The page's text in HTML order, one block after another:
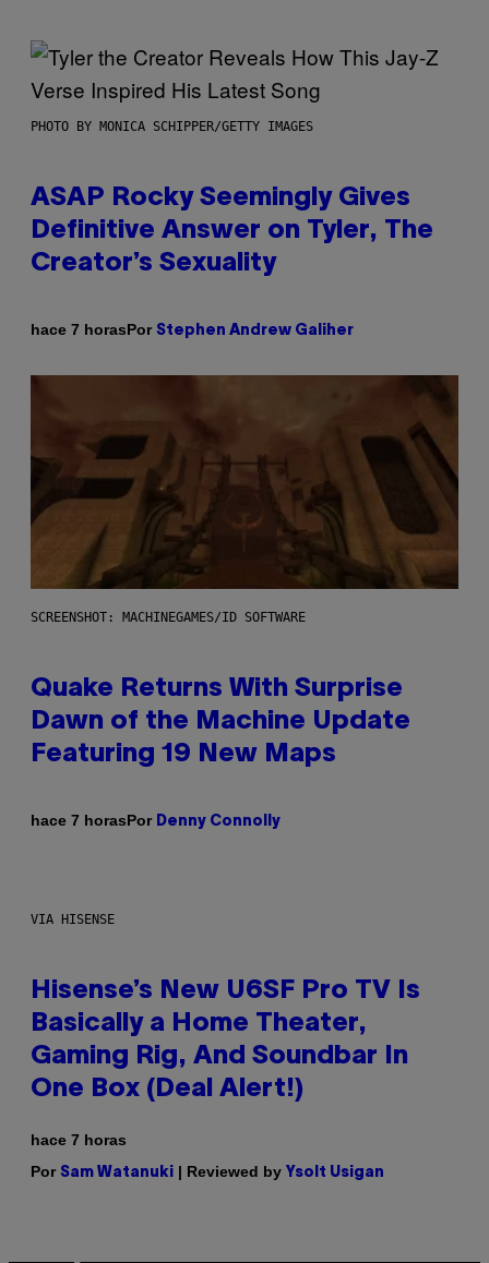
PHOTO BY MONICA SCHIPPER/GETTY IMAGES
ASAP Rocky Seemingly Gives
Definitive Answer on Tyler, The
Creator’s Sexuality
hace 7 horasPor Stephen Andrew Galiher
SCREENSHOT: MACHINEGAMES/ID SOFTWARE
Quake Returns With Surprise
Dawn of the Machine Update
Featuring 19 New Maps
hace 7 horasPor Denny Connolly
VIA HISENSE
Hisense’s New U6SF Pro TV Is
Basically a Home Theater,
Gaming Rig, And Soundbar In
One Box (Deal Alert!)
hace 7 horas
Por Sam Watanuki | Reviewed by Ysolt Usigan